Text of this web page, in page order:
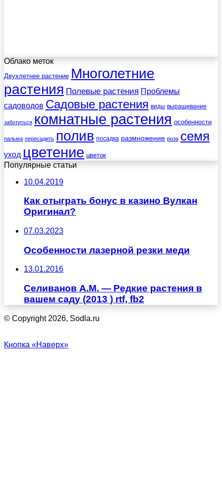
Облако меток
Двухлетнее растение Многолетние
растения Полевые растения Проблемы
садоводов Садовые растения виды выращивание
заботиться комнатные растения особенности
пальма пересадить полив посадка размножение роза семя
уход цветение цветок
Популярные статьи
10.04.2019
Как отыграть бонус в казино Вулкан
Оригинал?
07.03.2023
Особенности лазерной резки меди
13.01.2016
Селиванов А.М. — Редкие растения в
вашем саду (2013 ) rtf, fb2
© Copyright 2026, Sodla.ru
Кнопка «Наверх»